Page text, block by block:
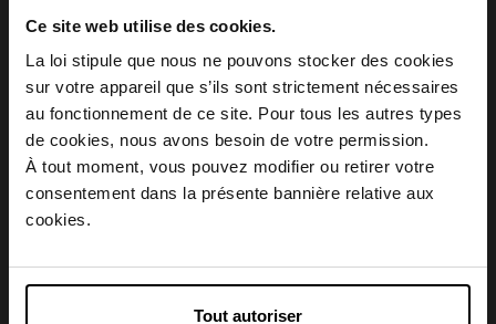
Ce site web utilise des cookies.
La loi stipule que nous ne pouvons stocker des cookies
sur votre appareil que s’ils sont strictement nécessaires
au fonctionnement de ce site. Pour tous les autres types
de cookies, nous avons besoin de votre permission.
À tout moment, vous pouvez modifier ou retirer votre
consentement dans la présente bannière relative aux
cookies.
Tout autoriser
Description
Caractéristiques
Avis client
Choisissez votre pays
April Belgique